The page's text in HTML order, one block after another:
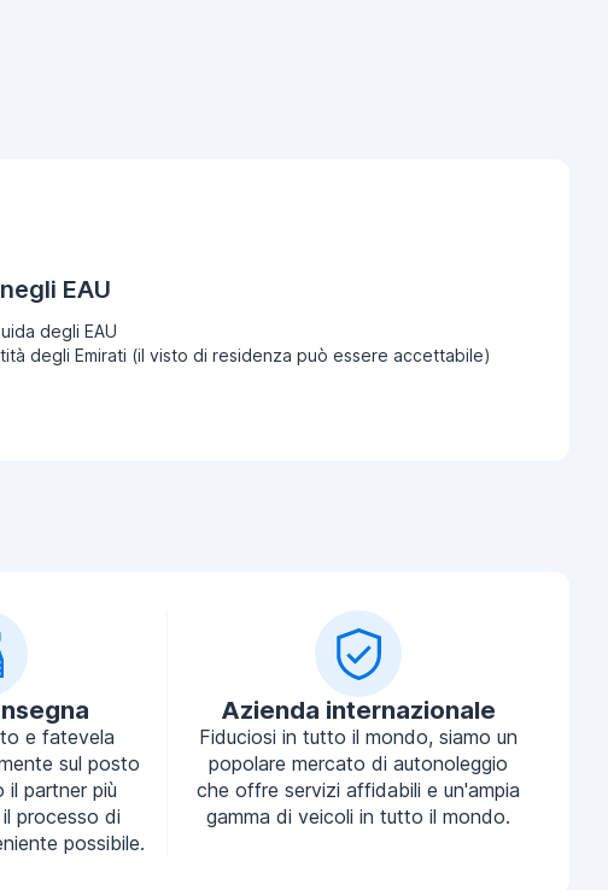
EAU
degli EAU
degli Emirati (il visto di residenza può essere accettabile)
e fatevela
sul posto
il partner più
processo di
possibile.
Azienda internazionale
Fiduciosi in tutto il mondo, siamo un
popolare mercato di autonoleggio
che offre servizi affidabili e un'ampia
gamma di veicoli in tutto il mondo.